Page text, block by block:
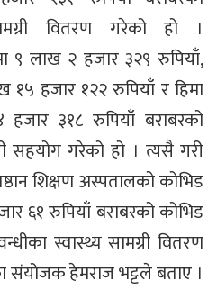
वितरण गरेको हो ।
९ लाख २ हजार ३२९ रुपियाँ,
१५ हजार १२२ रुपियाँ र हिमा
३१८ रुपियाँ बराबरको
सहयोग गरेको हो । त्यसै गरी
शिक्षण अस्पतालको कोभिड
६१ रुपियाँ बराबरको कोभिड
स्वास्थ्य सामग्री वितरण
हेमराज भट्टले बताए ।